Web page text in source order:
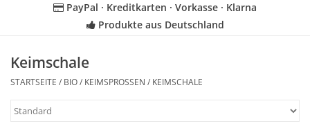
Kräuter
PayPal · Kreditkarten · Vorkasse · Klarna
Produkte aus Deutschland
Keimschale
STARTSEITE / BIO/ KEIMSPROSSEN / KEIMSCHALE